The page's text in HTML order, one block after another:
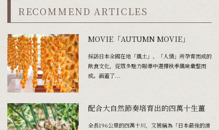
RECOMMEND ARTICLES
MOVIE「AUTUMN MOVIE」
採訪日本全國在地「風土」、「人情」所孕育而成的
飲食文化，從眾多魅力報導中選擇秋季風味彙整而
成。涵蓋了...
配合大自然節奏培育出的四萬十生薑
全長196公里的四萬十川，又被稱為「日本最後的清